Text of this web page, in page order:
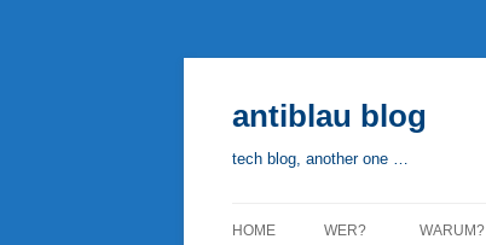
antiblau blog
tech blog, another one …
HOME WER? WARUM?